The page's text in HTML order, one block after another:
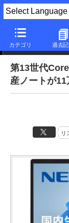
カテゴリ 過去
本日みつけたお
第13世代
産ノートが11
リ